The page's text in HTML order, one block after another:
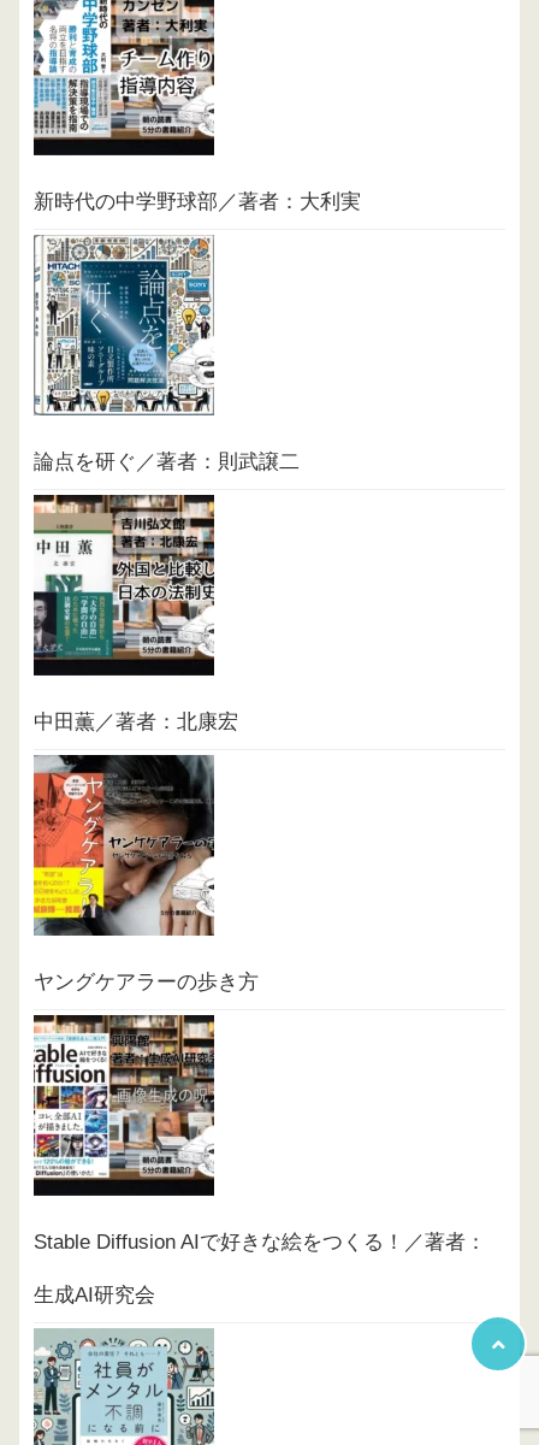
新時代の中学野球部／著者：大利実
論点を研ぐ／著者：則武譲二
中田薫／著者：北康宏
ヤングケアラーの歩き方
Stable Diffusion AIで好きな絵をつくる！／著者：
生成AI研究会